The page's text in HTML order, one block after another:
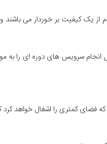
یک کیفیت بر خوردار می باشند
انجام سرویس های دوره ای را
فضای کمتری را اشغال خواهد کرد